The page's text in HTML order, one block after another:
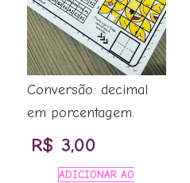
Conversão: decimal
em porcentagem.
R$ 3,00
ADICIONAR AO